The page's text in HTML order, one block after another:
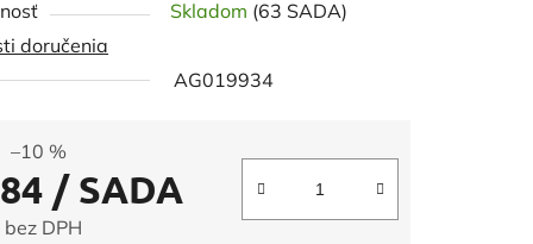
Skladom (63 SADA)
doručenia
AG019934
–10 %
/ SADA
DPH